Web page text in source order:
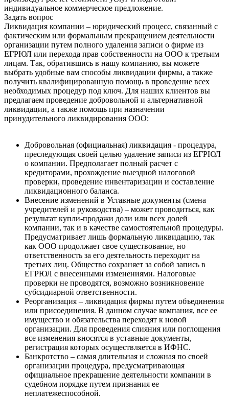
индивидуальное коммерческое предложение.
Задать вопрос
Ликвидация компании – юридический процесс, связанный с
фактическим или формальным прекращением деятельности
организации путем полного удаления записи о фирме из
ЕГРЮЛ или перехода прав собственности на ООО к третьим
лицам. Так, обратившись в нашу компанию, вы можете
выбрать удобные вам способы ликвидации фирмы, а также
получить квалифицированную помощь в проведение всех
необходимых процедур под ключ. Для наших клиентов вы
предлагаем проведение добровольной и альтернативной
ликвидации, а также помощь при назначении
принудительного ликвидирования ООО:
Добровольная (официальная) ликвидация - процедура,
преследующая своей целью удаление записи из ЕГРЮЛ
о компании. Предполагает полный расчет с
кредиторами, прохождение выездной налоговой
проверки, проведение инвентаризации и составление
ликвидационного баланса.
Внесение изменений в Уставные документы (смена
учредителей и руководства) – может проводиться, как
результат купли-продажи доли или всех долей
компании, так и в качестве самостоятельной процедуры.
Предусматривает лишь формальную ликвидацию, так
как ООО продолжает свое существование, но
ответственность за его деятельность переходит на
третьих лиц. Общество сохраняет за собой запись в
ЕГРЮЛ с внесенными изменениями. Налоговые
проверки не проводятся, возможно возникновение
субсидиарной ответственности.
Реорганизация – ликвидация фирмы путем объединения
или присоединения. В данном случае компания, все ее
имущество и обязательства переходят к новой
организации. Для проведения слияния или поглощения
все изменения вносятся в уставные документы,
регистрация которых осуществляется в ИФНС.
Банкротство – самая длительная и сложная по своей
организации процедура, предусматривающая
официальное прекращение деятельности компании в
судебном порядке путем признания ее
неплатежеспособной.